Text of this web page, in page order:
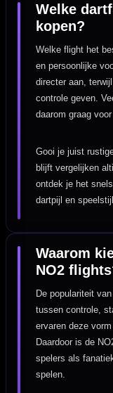
Welke
kopen?
Welke flight het
en persoonlijke
directer aan,
controle geven.
daarom graag
Gooi je juist
blijft vergelijken
ontdek je het
dartpijl en speelstijl.
Waarom
NO2
De populariteit
tussen controle,
ervaren deze
Daardoor is de
spelers als
spelen.